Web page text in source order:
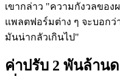
เขากล่าว "ความกังวลขอ
แพลตฟอร์มต่าง ๆ จะบอกว่
มันน่ากลัวเกินไป"
ค่าปรับ 2 พันล้าน